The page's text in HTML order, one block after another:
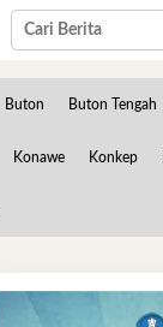
Buton Buton Tengah
Konawe Konkep